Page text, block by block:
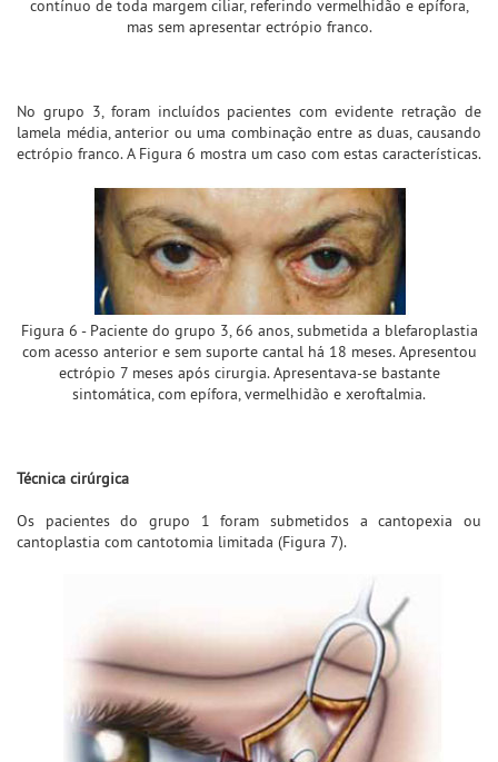
contínuo de toda margem ciliar, referindo vermelhidão e epífora,
mas sem apresentar ectrópio franco.
No grupo 3, foram incluídos pacientes com evidente retração de
lamela média, anterior ou uma combinação entre as duas, causando
ectrópio franco. A Figura 6 mostra um caso com estas características.
Figura 6 - Paciente do grupo 3, 66 anos, submetida a blefaroplastia
com acesso anterior e sem suporte cantal há 18 meses. Apresentou
ectrópio 7 meses após cirurgia. Apresentava-se bastante
sintomática, com epífora, vermelhidão e xeroftalmia.
Técnica cirúrgica
Os pacientes do grupo 1 foram submetidos a cantopexia ou
cantoplastia com cantotomia limitada (Figura 7).